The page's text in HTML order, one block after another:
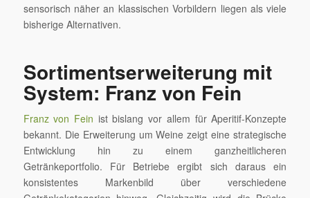
sensorisch näher an klassischen Vorbildern liegen als viele
bisherige Alternativen.
Sortimentserweiterung mit
System: Franz von Fein
Franz von Fein ist bislang vor allem für Aperitif-Konzepte
bekannt. Die Erweiterung um Weine zeigt eine strategische
Entwicklung hin zu einem ganzheitlicheren
Getränkeportfolio. Für Betriebe ergibt sich daraus ein
konsistentes Markenbild über verschiedene